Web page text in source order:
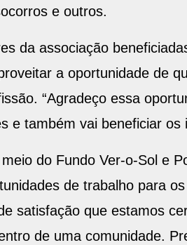
e outros.
da associação
a oportunidade de
“Agradeço essa
e também vai beneficiar
do Fundo Ver-o-Sol e
de trabalho para
satisfação que estamos
de uma comunidade.